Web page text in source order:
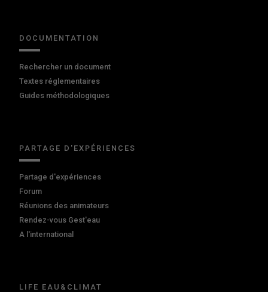
DOCUMENTATION
Rechercher un document
Textes réglementaires
Guides méthodologiques
PARTAGE D'EXPÉRIENCES
Partage d'expériences
Forum
Réunions des animateurs
Rendez-vous Gest'eau
A l'international
LIFE EAU&CLIMAT